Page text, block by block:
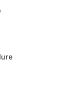
"J'ai